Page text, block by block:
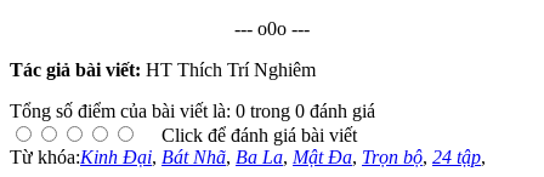
--- o0o ---
Tác giả bài viết: HT Thích Trí Nghiêm
Tổng số điểm của bài viết là: 0 trong 0 đánh giá
Click để đánh giá bài viết
Từ khóa:Kinh Đại, Bát Nhã, Ba La, Mật Đa, Trọn bộ, 24 tập,